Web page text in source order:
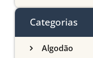
Categorias
Algodão